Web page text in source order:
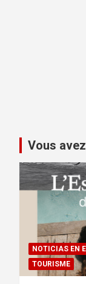
Vous
NOTICIAS EN
TOURISME